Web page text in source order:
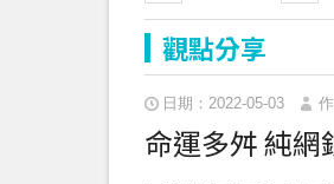
觀點分享
日期：2022-05-03
命運多舛 純網